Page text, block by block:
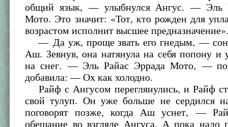
общий язык, — улыбнулся Ангус. — Эль
Мото. Это значит: «Тот, кто рожден для
возрастом исполнит высшее
— Да уж, проще звать его гнедым, —
Аш. Зевнув, она натянула на себя попону и
на снег. — Эль Райас Эррада Мото, —
добавила: — Ох как холодно.
Райф с Ангусом переглянулись, и Райф
свой тулуп. Он уже больше не сердился
поговорят позже, когда Аш уснет, —
обещание во взгляде Ангуса. А пока надо